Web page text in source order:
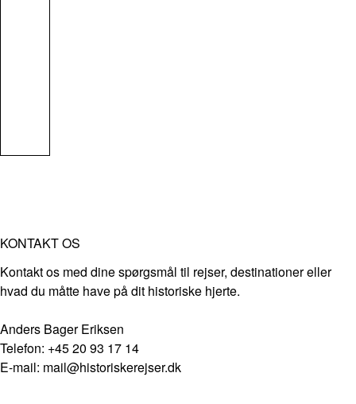
KONTAKT OS
Kontakt os med dine spørgsmål til rejser, destinationer eller
hvad du måtte have på dit historiske hjerte.
Anders Bager Eriksen
Telefon: +45 20 93 17 14
E-mail: mail@historiskerejser.dk